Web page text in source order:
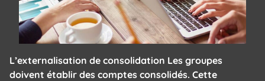
L’externalisation de consolidation Les groupes
doivent établir des comptes consolidés. Cette